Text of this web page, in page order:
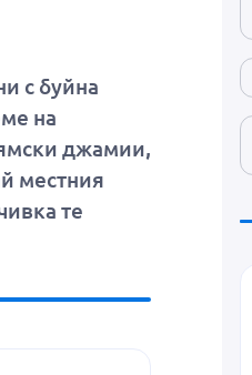
с буйна
на
джамии,
местния
те